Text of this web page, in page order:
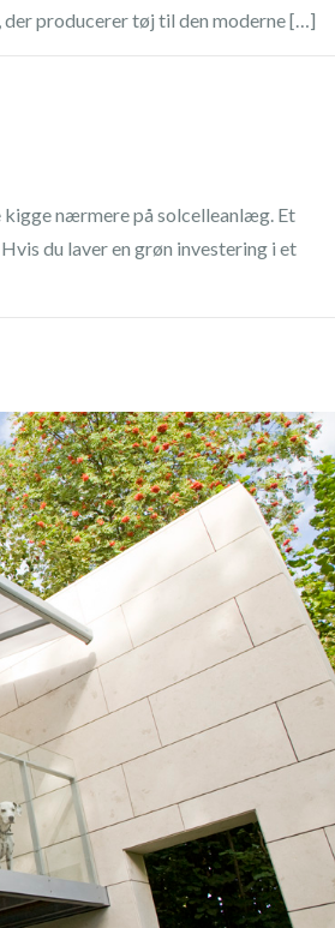
der producerer tøj til den moderne […]
kigge nærmere på solcelleanlæg. Et
du laver en grøn investering i et